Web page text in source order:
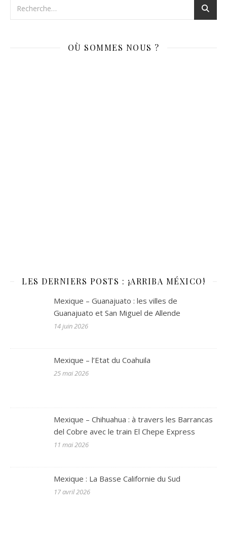
OÙ SOMMES NOUS ?
LES DERNIERS POSTS : ¡ARRIBA MÉXICO!
Mexique – Guanajuato : les villes de
Guanajuato et San Miguel de Allende
14 juin 2026
Mexique – l’Etat du Coahuila
25 mai 2026
Mexique – Chihuahua : à travers les Barrancas
del Cobre avec le train El Chepe Express
11 mai 2026
Mexique : La Basse Californie du Sud
17 avril 2026